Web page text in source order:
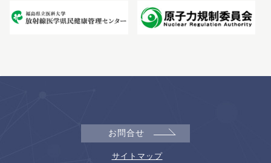
お問合せ
サイトマップ